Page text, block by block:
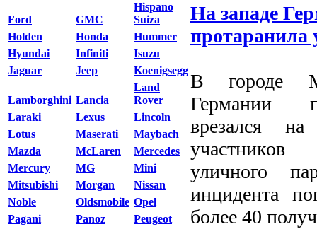
Ford GMC
Hispano
Suiza
Holden
Honda
Hummer
Hyundai
Infiniti
Isuzu
Jaguar
Jeep Koenigsegg
Lamborghini Lancia
Land
Rover
Laraki
Lexus
Lincoln
Lotus
Maserati
Maybach
Mazda
McLaren
Mercedes
Mercury
MG
Mini
Mitsubishi
Morgan
Nissan
Noble
Oldsmobile Opel
Pagani
Panoz
Peugeot
На западе
протаранила
В городе
Германии
врезался
участников
уличного
инцидента
более 40